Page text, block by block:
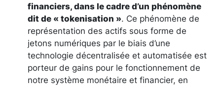
financiers, dans le cadre d’un phénomène
dit de « tokenisation ». Ce phénomène de
représentation des actifs sous forme de
jetons numériques par le biais d’une
technologie décentralisée et automatisée est
porteur de gains pour le fonctionnement de
notre système monétaire et financier, en